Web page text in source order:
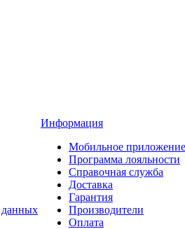
данных
Информация
Мобильное приложение
Программа лояльности
Справочная служба
Доставка
Гарантия
Производители
Оплата